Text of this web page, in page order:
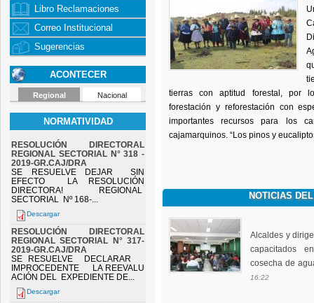
Libro Reclamaciones
Correo Institucional
Sugerencias
ACONTECER
Regional Nacional
NORMATIVIDAD
RESOLUCIÓN DIRECTORAL
REGIONAL SECTORIAL N° 318 -
2019-GR.CAJ/DRA
SE RESUELVE DEJAR SIN
EFECTO LA RESOLUCIÓN
DIRECTORA! REGIONAL
SECTORIAL Nº 168-...
Descargar
RESOLUCIÓN DIRECTORAL
REGIONAL SECTORIAL N° 317-
2019-GR.CAJ/DRA
SE RESUELVE DECLARAR
IMPROCEDENTE LA REEVALU
ACIÓN DEL EXPEDIENTE DE...
Descargar
tierras con aptitud forestal, por
forestación y reforestación con
importantes recursos para los
cajamarquinos. “Los pinos y
NOTICIAS
Alcaldes y
capacitados
cosecha de
16:22